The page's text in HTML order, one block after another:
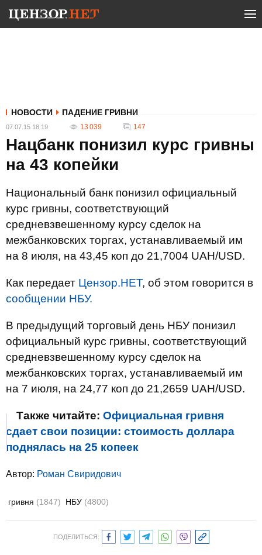
НОВОСТИ ПАДЕНИЕ ГРИВНИ
07.07.15 18:19 13 039 147
Нацбанк понизил курс гривны
на 43 копейки
Национальный банк понизил официальный
курс гривны, соответствующий
средневзвешенному курсу сделок на
межбанковских торгах, устанавливаемый им
на 8 июля, на 43,45 коп до 21,7004 UAH/USD.
Как передает Цензор.НЕТ, об этом говорится в
сообщении НБУ.
В предыдущий торговый день НБУ понизил
официальный курс гривны, соответствующий
средневзвешенному курсу сделок на
межбанковских торгах, устанавливаемый им
на 7 июля, на 24,77 коп до 21,2659 UAH/USD.
Также читайте: Официальная гривня
сдает свои позиции: стоимость доллара
поднялась на 25 копеек
Автор: Роман Свиридович
гривня (1847) НБУ (4800)
ПОДЕЛИТЬСЯ: